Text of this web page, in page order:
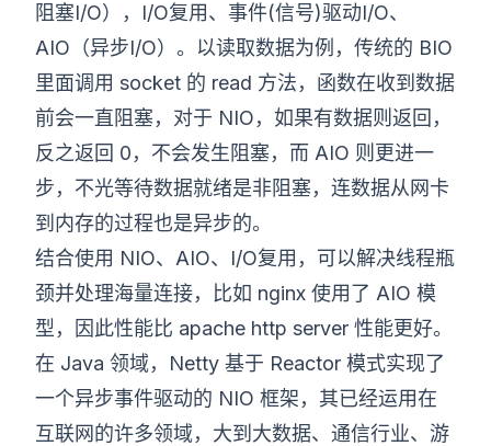
阻塞I/O），I/O复用、事件(信号)驱动I/O、
AIO（异步I/O）。以读取数据为例，传统的 BIO
里面调用 socket 的 read 方法，函数在收到数据
前会一直阻塞，对于 NIO，如果有数据则返回，
反之返回 0，不会发生阻塞，而 AIO 则更进一
步，不光等待数据就绪是非阻塞，连数据从网卡
到内存的过程也是异步的。
结合使用 NIO、AIO、I/O复用，可以解决线程瓶
颈并处理海量连接，比如 nginx 使用了 AIO 模
型，因此性能比 apache http server 性能更好。
在 Java 领域，Netty 基于 Reactor 模式实现了
一个异步事件驱动的 NIO 框架，其已经运用在
互联网的许多领域，大到大数据、通信行业、游